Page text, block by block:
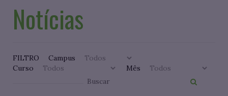
Notícias
FILTRO
Campus
Curso
Mês